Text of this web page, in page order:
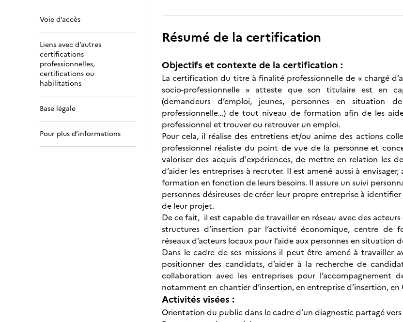
Voie d’accès
Liens avec d’autres
certifications
professionnelles,
certifications ou
habilitations
Base légale
Pour plus d’informations
Résumé de la certification
Objectifs et contexte de la certification :
La certification du titre à finalité professionnelle de « chargé
socio-professionnelle » atteste que son titulaire est en
(demandeurs d’emploi, jeunes, personnes en situation
professionnelle…) de tout niveau de formation afin de les
professionnel et trouver ou retrouver un emploi.
Pour cela, il réalise des entretiens et/ou anime des actions
professionnel réaliste du point de vue de la personne et
valoriser des acquis d'expériences, de mettre en relation les
d’aider les entreprises à recruter. Il est amené aussi à
formation en fonction de leurs besoins. Il assure un suivi
personnes désireuses de créer leur propre entreprise à
de leur projet.
De ce fait, il est capable de travailler en réseau avec des
structures d’insertion par l’activité économique, centre de
réseaux d’acteurs locaux pour l’aide aux personnes en situation
Dans le cadre de ses missions il peut être amené à travailler
positionner des candidats, d’aider à la recherche de
collaboration avec les entreprises pour l’accompagnement
notamment en chantier d’insertion, en entreprise d’insertion, en
Activités visées :
Orientation du public dans le cadre d’un diagnostic partagé